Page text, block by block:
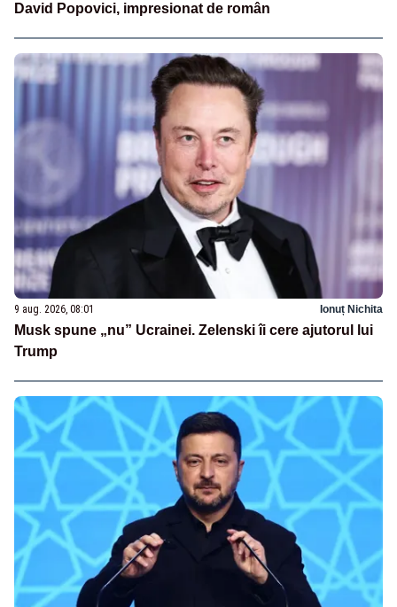
David Popovici, impresionat de român
9 aug. 2026, 08:01 Ionuț Nichita
Musk spune „nu” Ucrainei. Zelenski îi cere ajutorul lui
Trump